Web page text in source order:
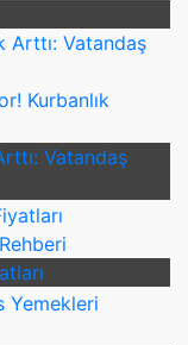
Kurbanlık
Vatandaş